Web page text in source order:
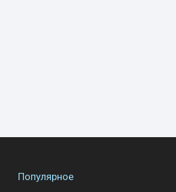
Популярное